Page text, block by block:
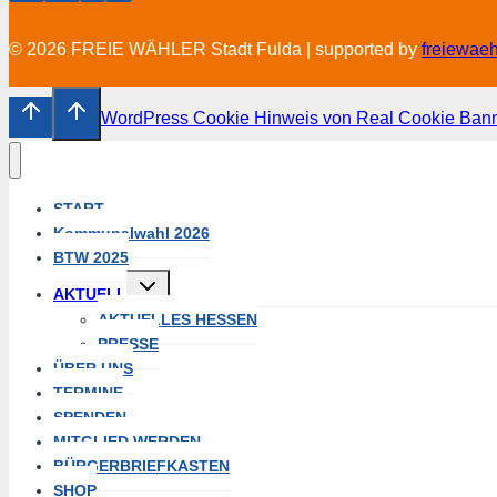
© 2026 FREIE WÄHLER Stadt Fulda | supported by
WordPress Cookie Hinweis von Real Cookie
START
Kommunalwahl 2026
BTW 2025
AKTUELL
Untermenü
umschalten
AKTUELLES HESSEN
PRESSE
ÜBER UNS
TERMINE
SPENDEN
MITGLIED WERDEN
BÜRGERBRIEFKASTEN
SHOP